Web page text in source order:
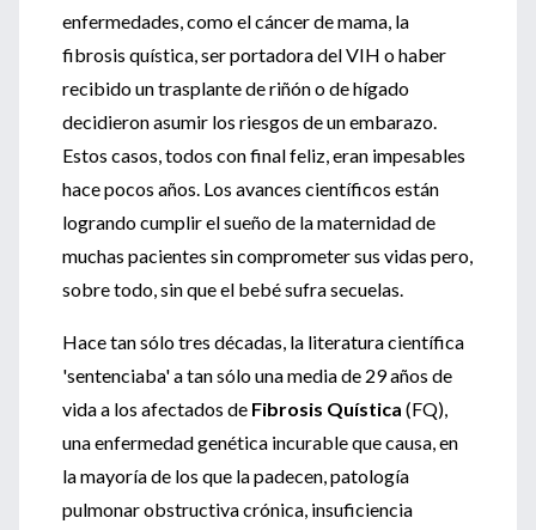
enfermedades, como el cáncer de mama, la
fibrosis quística, ser portadora del VIH o haber
recibido un trasplante de riñón o de hígado
decidieron asumir los riesgos de un embarazo.
Estos casos, todos con final feliz, eran impesables
hace pocos años. Los avances científicos están
logrando cumplir el sueño de la maternidad de
muchas pacientes sin comprometer sus vidas pero,
sobre todo, sin que el bebé sufra secuelas.
Hace tan sólo tres décadas, la literatura científica
'sentenciaba' a tan sólo una media de 29 años de
vida a los afectados de Fibrosis Quística (FQ),
una enfermedad genética incurable que causa, en
la mayoría de los que la padecen, patología
pulmonar obstructiva crónica, insuficiencia